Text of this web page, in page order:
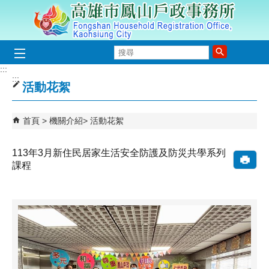
跳到主要內容區塊
尋
:::
:::
活動花絮
首頁 機關介紹 活動花絮
113年3月新住民居家生活安全防護及防災共學系列
課程